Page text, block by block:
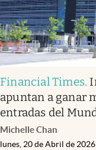
Financial Times.
apuntan a ganar
entradas del
Michelle Chan
lunes, 20 de Abril de 2026